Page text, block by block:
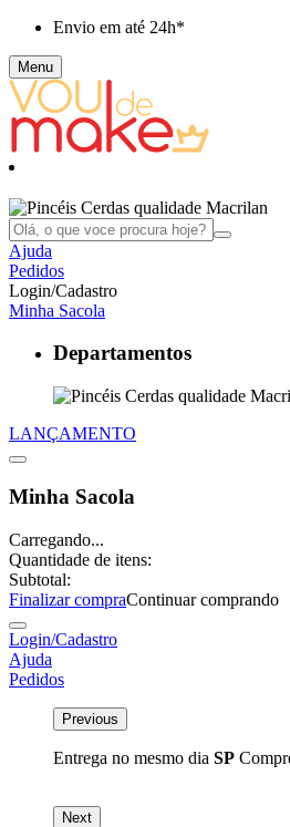
Envio em até 24h*
Menu
Ajuda
Pedidos
Login/Cadastro
Minha Sacola
Departamentos
LANÇAMENTO
Minha Sacola
Carregando...
Quantidade de itens:
Subtotal:
Finalizar compraContinuar comprando
Login/Cadastro
Ajuda
Pedidos
Previous
Entrega no mesmo dia SP
Next